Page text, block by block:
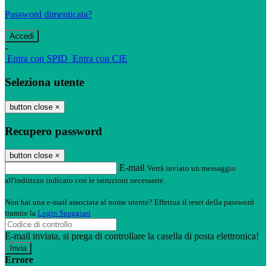
Password dimenticata?
-
Entra con SPID Entra con CIE
Seleziona utente
button close ×
Recupero password
button close ×
E-mail Verrà inviato un messaggio
all'indirizzo indicato con le istruzioni necessarie.
Non hai una e-mail associata al nome utente? Effettua il reset della password
tramite la Login Spaggiari
E-mail inviata, si prega di controllare la casella di posta elettronica!
Errore